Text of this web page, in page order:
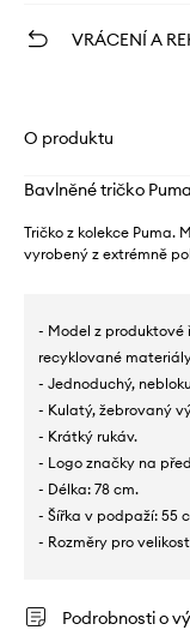
VRÁCENÍ A
O produktu
Bavlněné tričko
Tričko z kolekce Puma.
vyrobený z extrémně
- Model z produktové
recyklované
- Jednoduchý,
- Kulatý, žebrovaný
- Krátký rukáv.
- Logo značky na
- Délka: 78 cm.
- Šířka v podpaží: 55
- Rozměry pro
Podrobnosti o